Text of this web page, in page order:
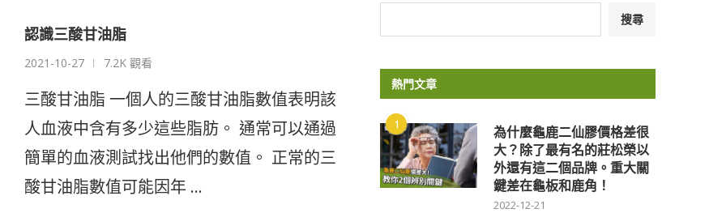
認識三酸甘油脂
2021-10-27 7.2K 觀看
三酸甘油脂 一個人的三酸甘油脂數值表明該
人血液中含有多少這些脂肪。 通常可以通過
簡單的血液測試找出他們的數值。 正常的三
酸甘油脂數值可能因年 …
搜尋
熱門文章
1
為什麼龜鹿二仙膠價格差很
大？除了最有名的莊松榮以
外還有這二個品牌。重大關
鍵差在龜板和鹿角！
2022-12-21